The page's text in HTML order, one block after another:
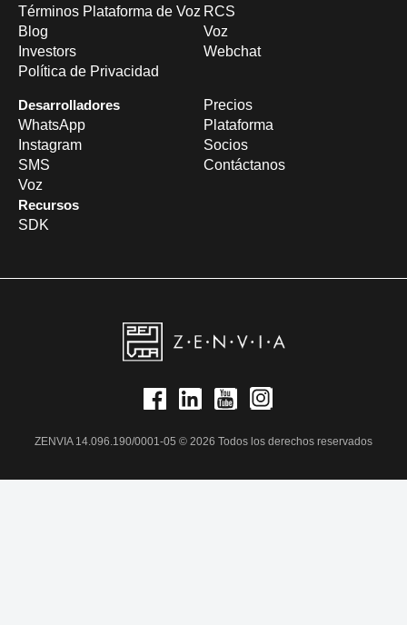
Términos Plataforma de Voz
Blog
Investors
Política de Privacidad
RCS
Voz
Webchat
Desarrolladores
WhatsApp
Instagram
SMS
Voz
Recursos
SDK
Precios
Plataforma
Socios
Contáctanos
ZENVIA 14.096.190/0001-05 © 2026 Todos los derechos reservados